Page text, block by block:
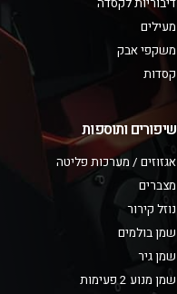
דיבוריות לקסדה
מעילים
משקפי אבק
קסדות
שיפורים ותוספות
אגזוזים / מערכות פליטה
מצברים
נוזל קירור
שמן בולמים
שמן גיר
שמן מנוע 2 פעימות